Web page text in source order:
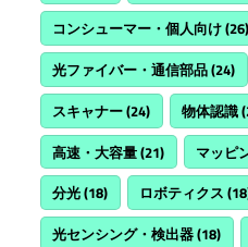
コンシューマー・個人向け(26)
光ファイバー・通信部品(24)
スキャナー(24) 物体認識
高速・大容量(21) マッピ
分光(18) ロボティクス
光センシング・検出器(18)